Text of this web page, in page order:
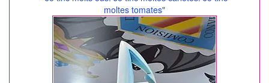
moltes tomates"